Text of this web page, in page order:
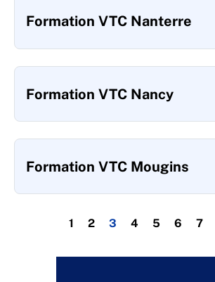
Formation VTC Nanterre
Formation VTC Nancy
Formation VTC Mougins
1 2 3 4 5 6 7